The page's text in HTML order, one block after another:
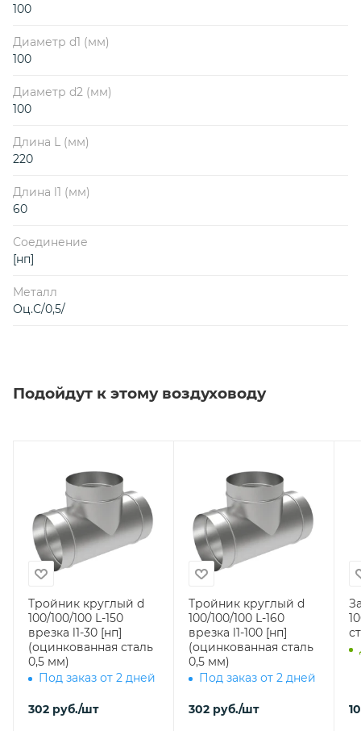
100
Диаметр d1 (мм)
100
Диаметр d2 (мм)
100
Длина L (мм)
220
Длина l1 (мм)
60
Соединение
[нп]
Металл
Оц.С/0,5/
Подойдут к этому воздуховоду
Тройник круглый d
100/100/100 L-150
врезка l1-30 [нп]
(оцинкованная сталь
0,5 мм)
Под заказ от 2 дней
302 руб./шт
Тройник круглый d
100/100/100 L-160
врезка l1-100 [нп]
(оцинкованная сталь
0,5 мм)
Под заказ от 2 дней
302 руб./шт
100